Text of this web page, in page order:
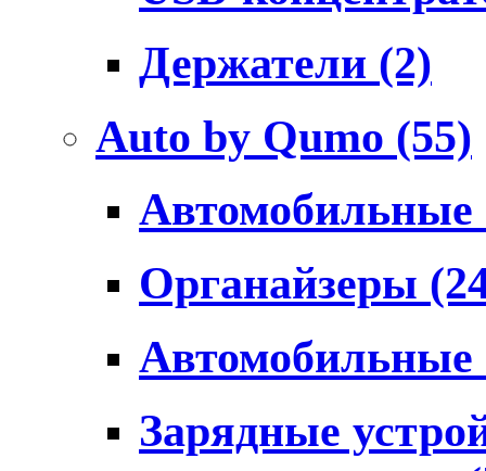
Держатели (2)
Auto by Qumo (55)
Органайзеры
Зарядные